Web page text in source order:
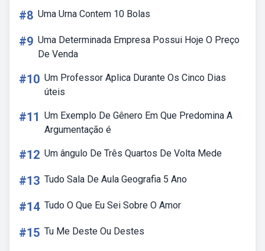
#8 Uma Urna Contem 10 Bolas
#9 Uma Determinada Empresa Possui Hoje O Preço
De Venda
#10 Um Professor Aplica Durante Os Cinco Dias
úteis
#11 Um Exemplo De Gênero Em Que Predomina A
Argumentação é
#12 Um ângulo De Três Quartos De Volta Mede
#13 Tudo Sala De Aula Geografia 5 Ano
#14 Tudo O Que Eu Sei Sobre O Amor
#15 Tu Me Deste Ou Destes